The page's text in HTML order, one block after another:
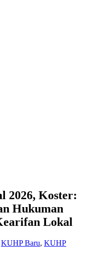
2026, Koster:
Hukuman
Lokal
KUHP Baru, KUHP